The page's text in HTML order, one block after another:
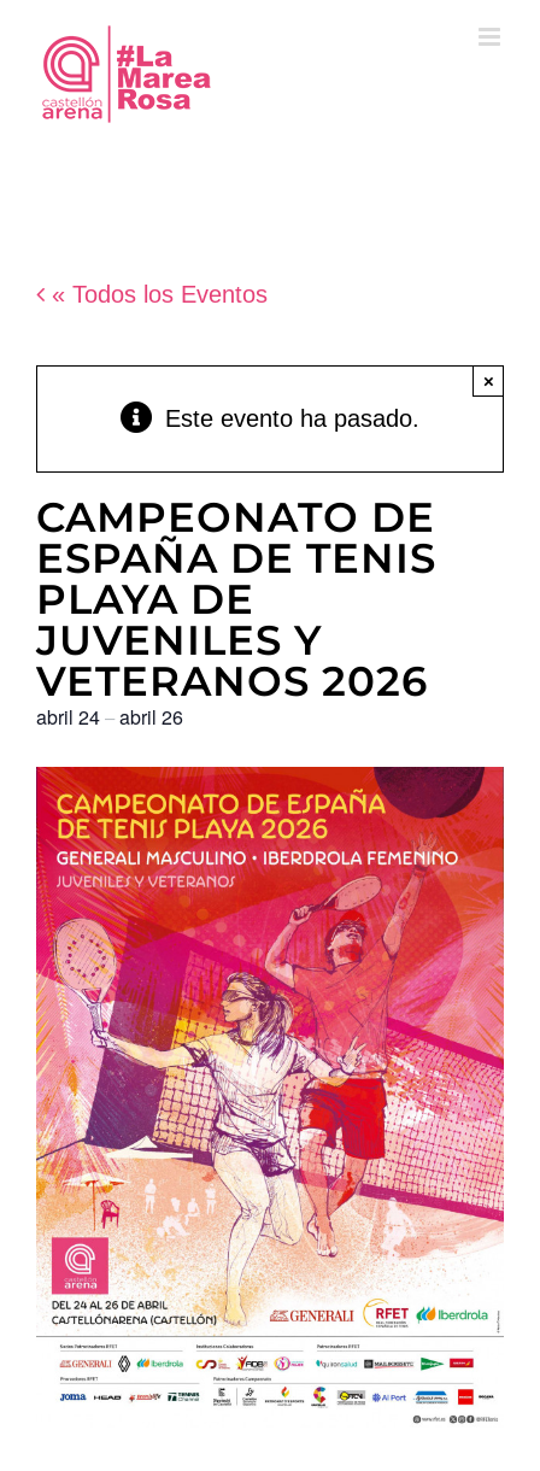
contenido
« Todos los Eventos
Este evento ha pasado.
×
CAMPEONATO DE
ESPAÑA DE TENIS
PLAYA DE
JUVENILES Y
VETERANOS 2026
abril 24–abril 26